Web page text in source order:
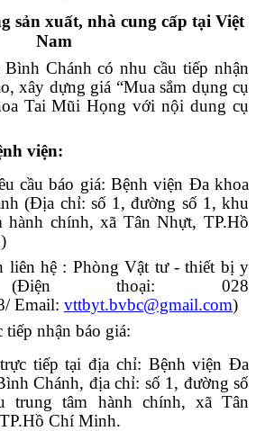
sản xuất, nhà cung cấp tại Việt
Nam
Chánh có nhu cầu tiếp nhận
xây dựng giá “Mua sắm dụng cụ
Tai Mũi Họng với nội dung cụ
viện:
cầu báo giá: Bệnh viện Đa khoa
(Địa chỉ: số 1, đường số 1, khu
hành chính, xã Tân Nhựt, TP.Hồ
liên hệ : Phòng Vật tư - thiết bị y
thoại: 028
/Email: vttbyt.bvbc@gmail.com)
tiếp nhận báo giá:
tiếp tại địa chỉ: Bệnh viện Đa
Chánh, địa chỉ: số 1, đường số
trung tâm hành chính, xã Tân
Chí Minh.